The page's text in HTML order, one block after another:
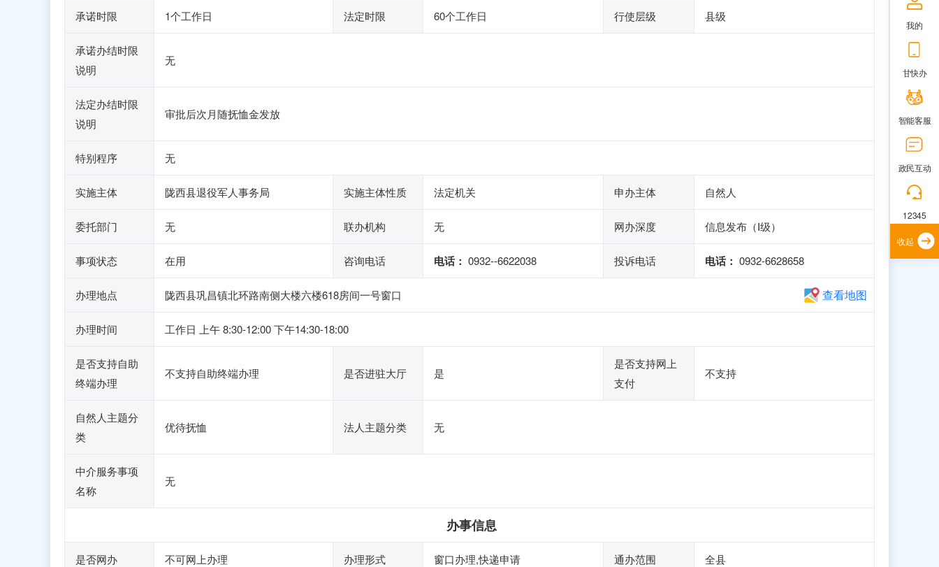
承诺时限 1个工作日 法定时限 60个工作日 行使层级 县级
承诺办结时限
说明
无
法定办结时限
说明
审批后次月随抚恤金发放
特别程序 无
实施主体 陇西县退役军人事务局 实施主体性质 法定机关 申办主体 自然人
委托部门 无 联办机构 无 网办深度 信息发布（Ⅰ级）
事项状态 在用 咨询电话 电话： 0932--6622038 投诉电话 电话： 0932-6628658
办理地点 陇西县巩昌镇北环路南侧大楼六楼618房间一号窗口 查看地图
办理时间 工作日 上午 8:30-12:00 下午14:30-18:00
是否支持自助
终端办理
不支持自助终端办理 是否进驻大厅 是
是否支持网上
支付
不支持
自然人主题分
类
优待抚恤 法人主题分类 无
中介服务事项
名称
无
办事信息
是否网办 不可网上办理 办理形式 窗口办理,快递申请 通办范围 全县
我的
甘快办
智能客服
政民互动
12345
收起